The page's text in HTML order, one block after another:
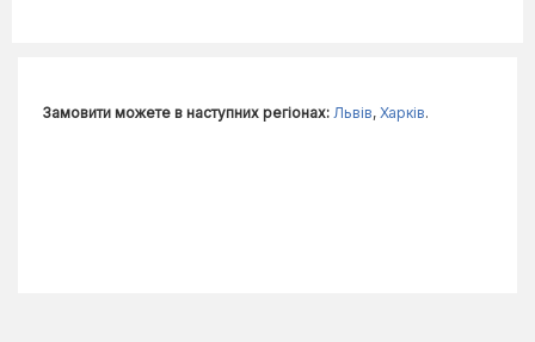
Замовити можете в наступних регіонах: Львів, Харків.